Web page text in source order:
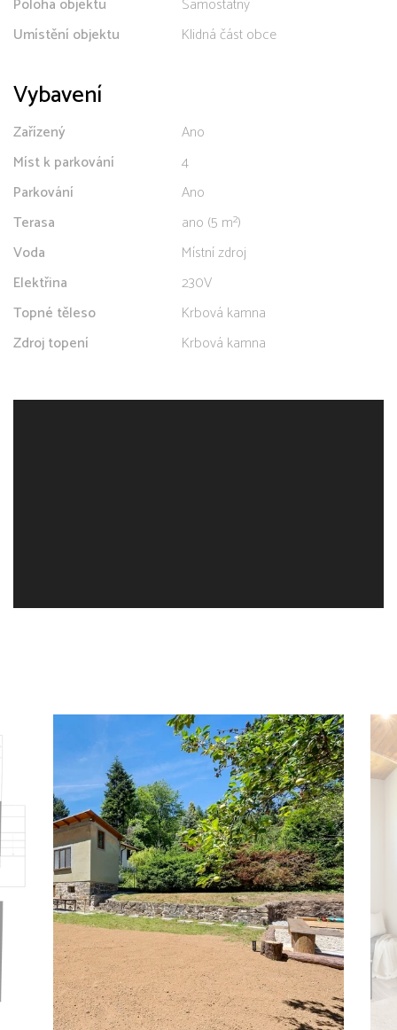
Umístění objektu
Klidná část obce
Vybavení
Zařízený
Ano
Míst k parkování
4
Parkování
Ano
Terasa
ano (5 m²)
Voda
Místní zdroj
Elektřina
230V
Topné těleso
Krbová kamna
Zdroj topení
Krbová kamna